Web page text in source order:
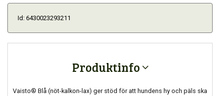
Id: 6430023293211
Produktinfo
Vaisto® Blå (nöt-kalkon-lax) ger stöd för att hundens hy och päls ska